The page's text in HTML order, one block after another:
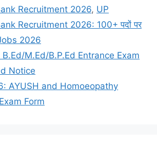
Recruitment 2026, UP
Recruitment 2026: 100+ पदों पर
2026
M.Ed/B.P.Ed Entrance Exam
Notice
AYUSH and Homoeopathy
Form